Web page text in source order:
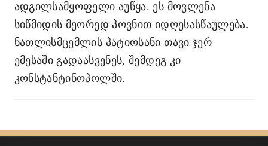
ადგილსამყოფელი აუწყა. ეს მოვლენა
სიწმიდის მეორედ პოვნით იდღესასწაულება.
ნათლისმცემლის პატიოსანი თავი ჯერ
ემესაში გადაასვენეს, შემდეგ კი
კონსტანტინოპოლში.